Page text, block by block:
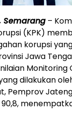
Semarang –
(KPK)
korupsi
Jawa
Monitoring
dilakukan
Pemprov